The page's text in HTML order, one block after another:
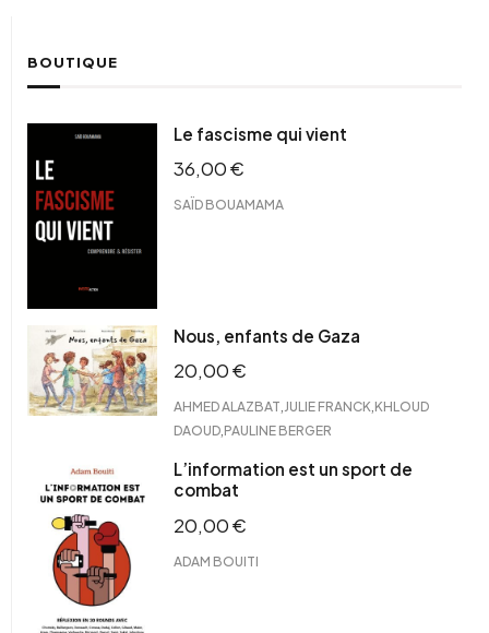
BOUTIQUE
Le fascisme qui vient
36,00€
SAÏD BOUAMAMA
Nous, enfants de Gaza
20,00€
AHMED ALAZBAT JULIE FRANCK KHLOUD
DAOUD PAULINE BERGER
L’information est un sport de
combat
20,00€
ADAM BOUITI